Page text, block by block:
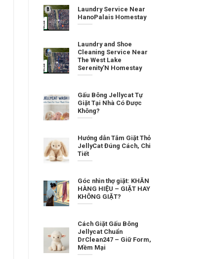
Laundry Service Near
HanoPalais Homestay
Laundry and Shoe
Cleaning Service Near
The West Lake
Serenity’N Homestay
Gấu Bông Jellycat Tự
Giặt Tại Nhà Có Được
Không?
Hướng dẫn Tắm Giặt Thỏ
JellyCat Đúng Cách, Chi
Tiết
Góc nhìn thợ giặt: KHĂN
HÀNG HIỆU – GIẶT HAY
KHÔNG GIẶT?
Cách Giặt Gấu Bông
Jellycat Chuẩn
DrClean247 – Giữ Form,
Mềm Mại